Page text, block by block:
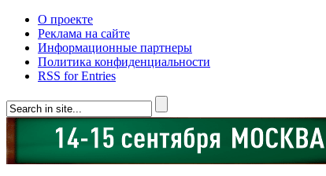
О проекте
Реклама на сайте
Информационные партнеры
Политика конфиденциальности
RSS for Entries